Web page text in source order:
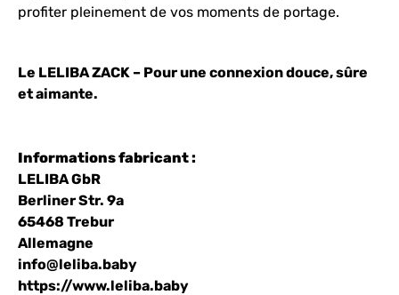
profiter pleinement de vos moments de portage.
Le LELIBA ZACK – Pour une connexion douce, sûre
et aimante.
Informations fabricant :
LELIBA GbR
Berliner Str. 9a
65468 Trebur
Allemagne
info@leliba.baby
https://www.leliba.baby